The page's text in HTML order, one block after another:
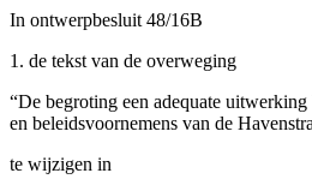
In ontwerpbesluit 48/16B
1. de tekst van de overweging
“De begroting een adequate
en beleidsvoornemens van de
te wijzigen in